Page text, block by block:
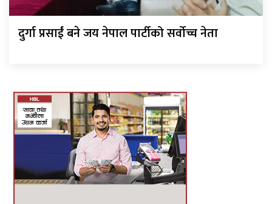
दुर्गा प्रसाईं बने जय नेपाल पार्टीको सर्वोच्च नेता